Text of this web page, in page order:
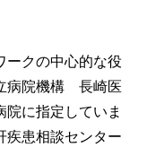
クの中心的な役
病院機構 長崎医
に指定していま
疾患相談センター